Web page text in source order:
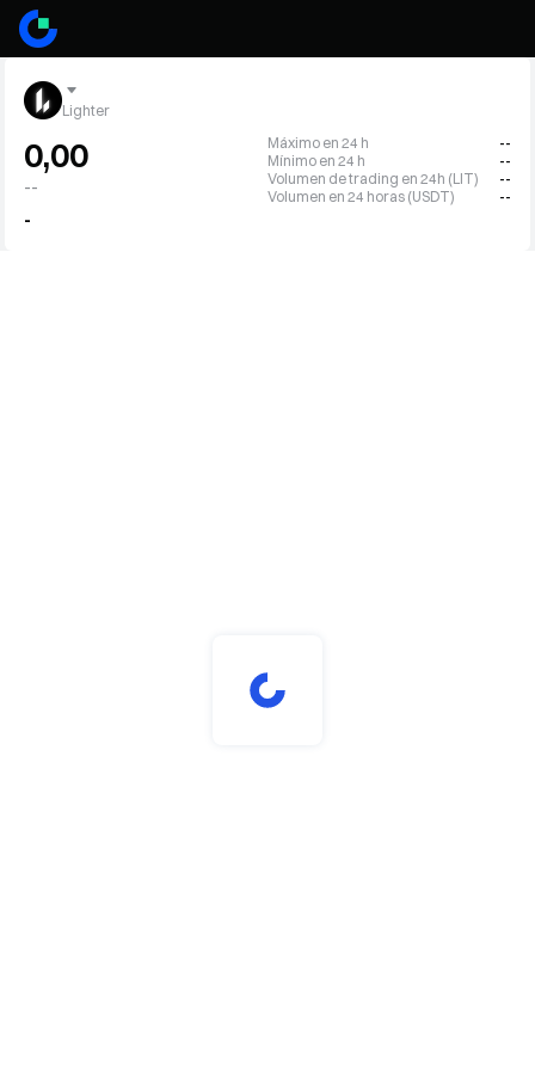
Lighter
0,00
--
-
Máximo en 24 h
--
Mínimo en 24 h
--
Volumen de trading en 24h (LIT)
--
Volumen en 24 horas (USDT)
--